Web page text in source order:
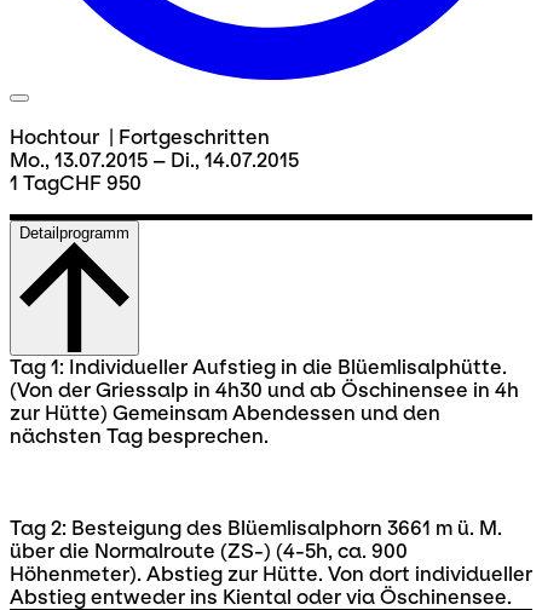
Hochtour | Fortgeschritten
Mo., 13.07.2015 – Di., 14.07.2015
1 TagCHF 950
Detailprogramm
Tag 1: Individueller Aufstieg in die Blüemlisalphütte.
(Von der Griessalp in 4h30 und ab Öschinensee in 4h
zur Hütte) Gemeinsam Abendessen und den
nächsten Tag besprechen.
Tag 2: Besteigung des Blüemlisalphorn 3661 m ü. M.
über die Normalroute (ZS-) (4-5h, ca. 900
Höhenmeter). Abstieg zur Hütte. Von dort individueller
Abstieg entweder ins Kiental oder via Öschinensee.